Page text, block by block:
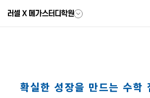
확실한 성장을 만드는 수학